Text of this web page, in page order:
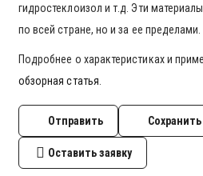
гидростеклоизол и т.д. Эти
по всей стране, но и за ее пределами.
Подробнее о характеристиках и
обзорная статья
Отправить Сохранить
Оставить заявку